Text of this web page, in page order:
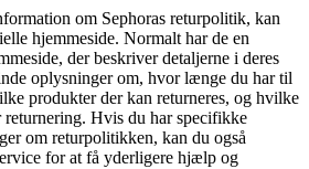
om Sephoras returpolitik, kan
hjemmeside. Normalt har de en
der beskriver detaljerne i deres
oplysninger om, hvor længe du har til
produkter der kan returneres, og hvilke
Hvis du har specifikke
om returpolitikken, kan du også
for at få yderligere hjælp og